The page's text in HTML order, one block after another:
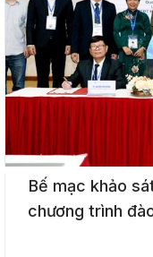
Bế mạc khảo
chương trình